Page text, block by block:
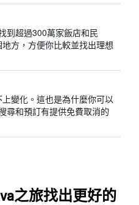
到超過300萬家飯店和民
方，方便你比較並找出理想
變化。這也是為什麼你可以
尋和預訂有提供免費取消的
之旅找出更好的